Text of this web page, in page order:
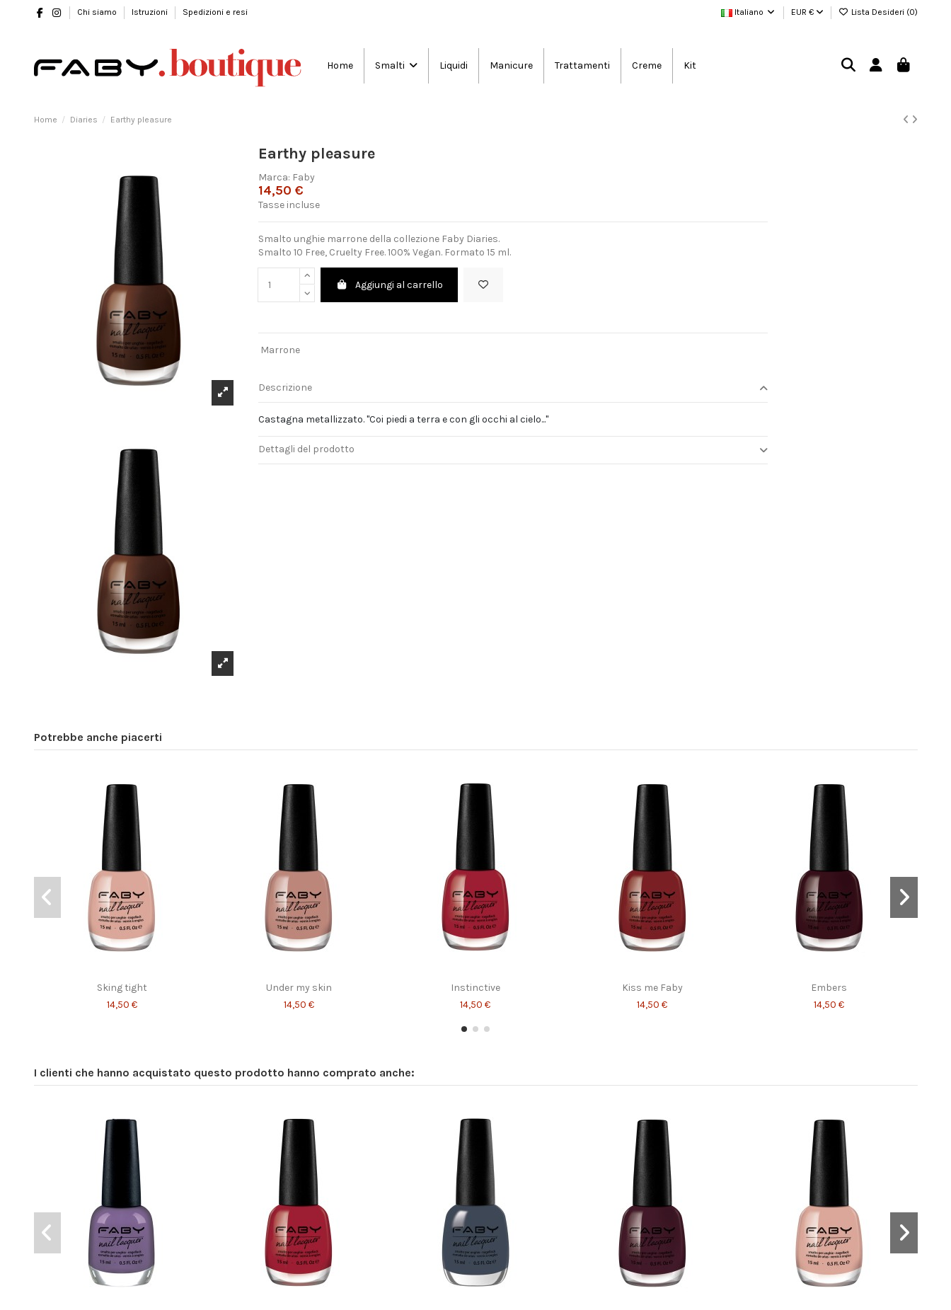
Chi siamo Istruzioni Spedizioni e resi Italiano EUR € Lista Desideri (0)
Home Smalti Liquidi Manicure Trattamenti Creme Kit
Home Diaries Earthy pleasure
Earthy pleasure
Marca: Faby
14,50 €
Tasse incluse
Smalto unghie marrone della collezione Faby Diaries.
Smalto 10 Free, Cruelty Free. 100% Vegan. Formato 15 ml.
Aggiungi al carrello
Marrone
Descrizione
Castagna metallizzato. "Coi piedi a terra e con gli occhi al cielo..."
Dettagli del prodotto
Potrebbe anche piacerti
Sking tight
14,50 €
Under my skin
14,50 €
Instinctive
14,50 €
Kiss me Faby
14,50 €
Embers
14,50 €
Mystical
14,50 €
Stories
14,50 €
Perception
14,50 €
Sophisticated
14,50 €
Beyond the visible
14,50 €
Rialto
14,50 €
I clienti che hanno acquistato questo prodotto hanno comprato anche: